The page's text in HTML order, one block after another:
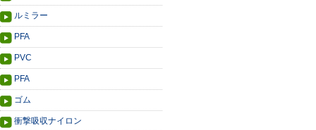
ルミラー
PFA
PVC
PFA
ゴム
衝撃吸収ナイロン